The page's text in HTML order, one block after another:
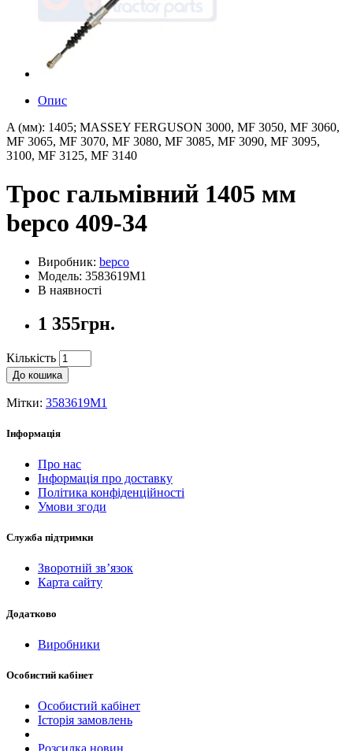
Опис
A (мм): 1405; MASSEY FERGUSON 3000, MF 3050, MF 3060,
MF 3065, MF 3070, MF 3080, MF 3085, MF 3090, MF 3095,
3100, MF 3125, MF 3140
Трос гальмівний 1405 мм
bepco 409-34
Виробник: bepco
Модель: 3583619M1
В наявності
1 355грн.
Кількість
До кошика
Мітки: 3583619M1
Інформація
Про нас
Інформація про доставку
Політика конфіденційності
Умови згоди
Служба підтримки
Зворотній зв’язок
Карта сайту
Додатково
Виробники
Особистий кабінет
Особистий кабінет
Історія замовлень
Розсилка новин